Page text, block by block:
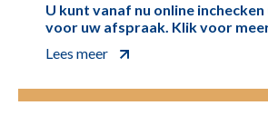
U kunt vanaf nu online inchecken
voor uw afspraak. Klik voor
Lees meer